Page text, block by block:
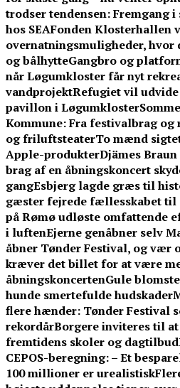
trodser tendensen: Fremgang
hos SEAFonden Klosterhallen
overnatningsmuligheder, hvor
og bålhytteGangbro og
når Løgumkloster får nyt
vandprojektRefugiet vil
pavillon i Løgumkloster
Kommune: Fra festivalbrag
og friluftsteaterTo mænd
Apple-produkterDjämes
brag af en åbningskoncert
gangEsbjerg lagde græs til
gæster fejrede fællesskabet til
på Rømø udløste omfattende
i luftenEjerne genåbner selv
åbner Tønder Festival, og vær
kræver det billet for at være
åbningskoncertenGule
hunde smertefulde hudskader
flere hænder: Tønder Festival
rekordårBorgere inviteres til
fremtidens skoler og dagtilbud
CEPOS-beregning: – Et
100 millioner er urealistisk